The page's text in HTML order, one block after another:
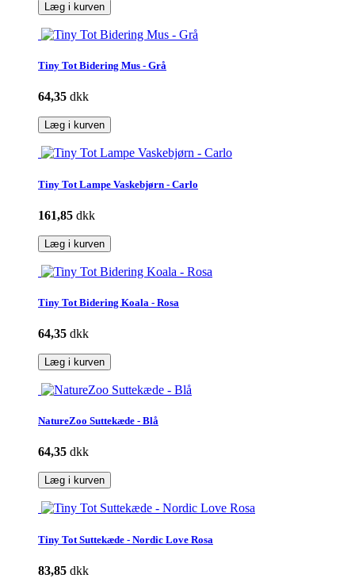
Læg i kurven
Tiny Tot Bidering Mus - Grå
64,35 dkk
Læg i kurven
Tiny Tot Lampe Vaskebjørn - Carlo
161,85 dkk
Læg i kurven
Tiny Tot Bidering Koala - Rosa
64,35 dkk
Læg i kurven
NatureZoo Suttekæde - Blå
64,35 dkk
Læg i kurven
Tiny Tot Suttekæde - Nordic Love Rosa
83,85 dkk